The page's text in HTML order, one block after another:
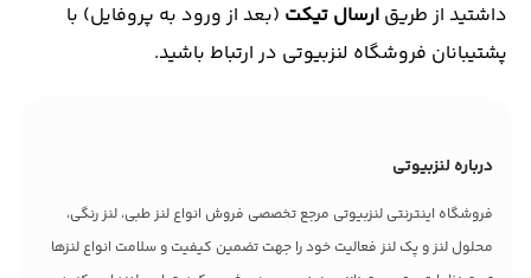
داشتید از طریق ارسال تیکت (بعد از ورود به پروفایل) با
پشتیبانان فروشگاه لنزبیوتی در ارتباط باشید.
درباره لنزبیوتی
فروشگاه اینترنتی لنزبیوتی مرجع تخصصی فروش انواع لنز طبی، لنز رنگی،
محلول لنز و پک لنز فعالیت خود را جهت تضمین کیفیت و سلامت انواع لنزها